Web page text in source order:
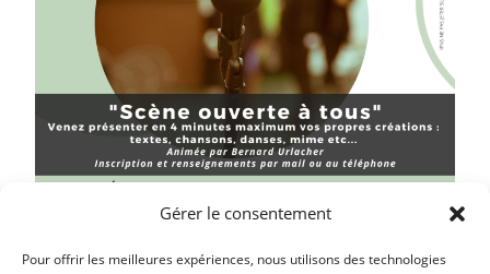
Gérer le consentement
Pour offrir les meilleures expériences, nous utilisons des technologies